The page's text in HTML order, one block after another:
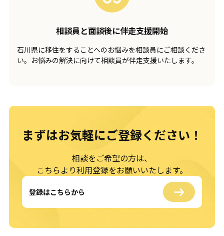
相談員と面談後に伴走支援開始
石川県に移住をすることへのお悩みを相談員にご相談くださ
い。お悩みの解決に向けて相談員が伴走支援いたします。
まずはお気軽にご登録ください！
相談をご希望の方は、
こちらより利用登録をお願いいたします。
登録はこちらから